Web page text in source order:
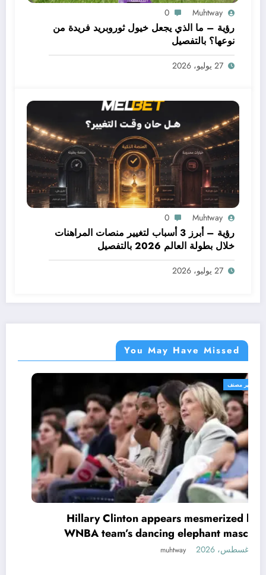
Muhtway
0
رؤية – ما الذي يجعل خيول ثوروبريد فريدة من
نوعها؟ بالتفصيل
27 يوليو، 2026
Muhtway
0
رؤية – أبرز 3 أسباب لتغيير منصات المراهنات
خلال بطولة العالم 2026 بالتفصيل
27 يوليو، 2026
You May Have Missed
غير مصنف
Hillary Clinton appears mesmerized by
WNBA team’s dancing elephant mascot
6 أغسطس، 2026 muhtway